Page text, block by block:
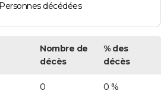
Personnes décédées
Nombre de
décès
% des
décès
0 0 %